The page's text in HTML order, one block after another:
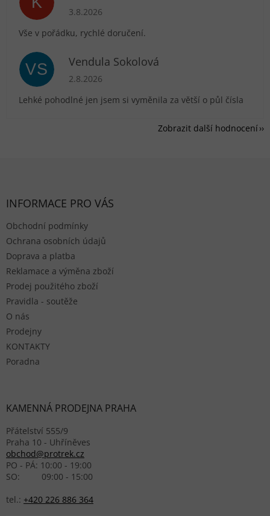
Hodnocení obchodu je 5 z 5 hvězdiček.
3.8.2026
Vše v pořádku, rychlé doručení.
VS Vendula Sokolová
Hodnocení obchodu je 5 z 5 hvězdiček.
2.8.2026
Lehké pohodlné jen jsem si vyměnila za větší o půl čísla
Zobrazit další hodnocení
INFORMACE PRO VÁS
Obchodní podmínky
Ochrana osobních údajů
Doprava a platba
Reklamace a výměna zboží
Prodej použitého zboží
Pravidla - soutěže
O nás
Prodejny
KONTAKTY
Poradna
KAMENNÁ PRODEJNA PRAHA
Přátelství 555/9
Praha 10 - Uhříněves
obchod@protrek.cz
PO - PÁ: 10:00 - 19:00
SO: 09:00 - 15:00
tel.: +420 226 886 364